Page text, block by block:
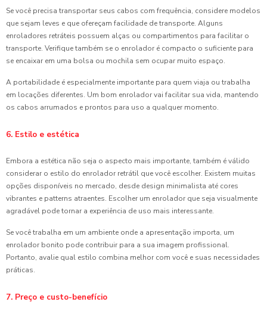
Se você precisa transportar seus cabos com frequência, considere modelos
que sejam leves e que ofereçam facilidade de transporte. Alguns
enroladores retráteis possuem alças ou compartimentos para facilitar o
transporte. Verifique também se o enrolador é compacto o suficiente para
se encaixar em uma bolsa ou mochila sem ocupar muito espaço.
A portabilidade é especialmente importante para quem viaja ou trabalha
em locações diferentes. Um bom enrolador vai facilitar sua vida, mantendo
os cabos arrumados e prontos para uso a qualquer momento.
6. Estilo e estética
Embora a estética não seja o aspecto mais importante, também é válido
considerar o estilo do enrolador retrátil que você escolher. Existem muitas
opções disponíveis no mercado, desde design minimalista até cores
vibrantes e patterns atraentes. Escolher um enrolador que seja visualmente
agradável pode tornar a experiência de uso mais interessante.
Se você trabalha em um ambiente onde a apresentação importa, um
enrolador bonito pode contribuir para a sua imagem profissional.
Portanto, avalie qual estilo combina melhor com você e suas necessidades
práticas.
7. Preço e custo-benefício